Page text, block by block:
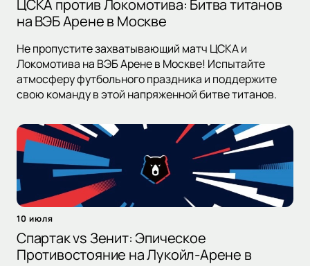
ЦСКА против Локомотива: Битва титанов
на ВЭБ Арене в Москве
Не пропустите захватывающий матч ЦСКА и
Локомотива на ВЭБ Арене в Москве! Испытайте
атмосферу футбольного праздника и поддержите
свою команду в этой напряженной битве титанов.
10 июля
Спартак vs Зенит: Эпическое
Противостояние на Лукойл-Арене в